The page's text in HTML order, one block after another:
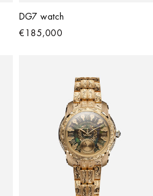
DG7 watch
€185,000